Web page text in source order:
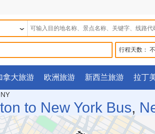
行程天数：
拿大旅游 欧洲旅游 新西兰旅游 拉丁
to New York Bus,